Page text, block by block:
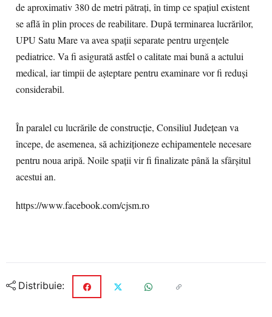
de aproximativ 380 de metri pătrați, în timp ce spațiul existent
se află în plin proces de reabilitare. După terminarea lucrărilor,
UPU Satu Mare va avea spații separate pentru urgențele
pediatrice. Va fi asigurată astfel o calitate mai bună a actului
medical, iar timpii de așteptare pentru examinare vor fi reduși
considerabil.
În paralel cu lucrările de construcție, Consiliul Județean va
începe, de asemenea, să achiziționeze echipamentele necesare
pentru noua aripă. Noile spații vir fi finalizate până la sfârșitul
acestui an.
https://www.facebook.com/cjsm.ro
Distribuie: